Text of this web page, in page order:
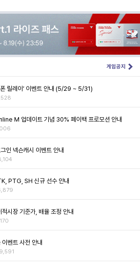
게임공지
릴레이’ 이벤트 안내 (5/29 ~ 5/31)
M 업데이트 기념 30% 페이백 프로모션 안내
인 넥슨캐시 이벤트 안내
PTG, SH 신규 선수 안내
시장 기준가, 배율 조정 안내
벤트 사전 안내